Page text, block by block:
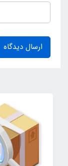
ارسال دیدگاه